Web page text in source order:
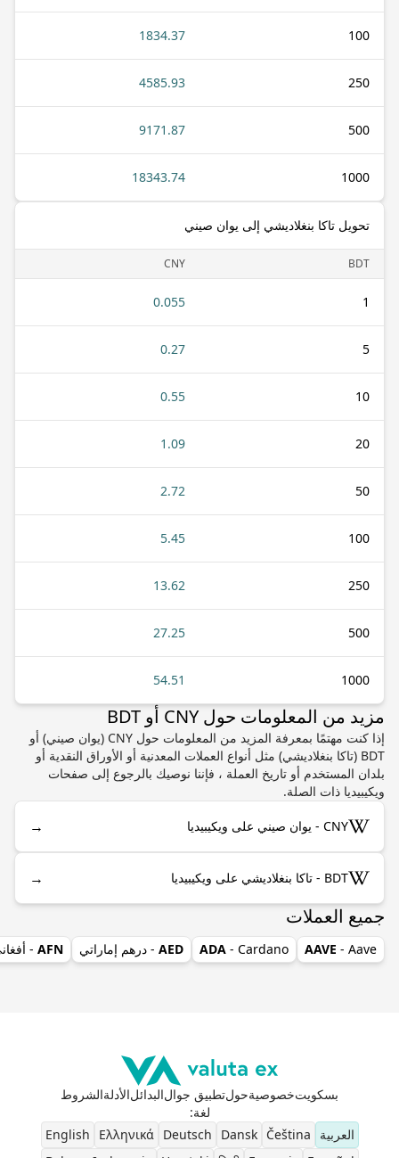
100
1834.37
250
4585.93
500
9171.87
1000
18343.74
تحويل تاكا بنغلاديشي إلى يوان صيني
BDT
CNY
1
0.055
5
0.27
10
0.55
20
1.09
50
2.72
100
5.45
250
13.62
500
27.25
1000
54.51
مزيد من المعلومات حول CNY أو BDT
إذا كنت مهتمًا بمعرفة المزيد من المعلومات حول CNY (يوان صيني) أو
BDT (تاكا بنغلاديشي) مثل أنواع العملات المعدنية أو الأوراق النقدية أو
بلدان المستخدم أو تاريخ العملة ، فإننا نوصيك بالرجوع إلى صفحات
ويكيبيديا ذات الصلة.
CNY - يوان صيني على ويكيبيديا →
BDT - تاكا بنغلاديشي على ويكيبيديا →
جميع العملات
AAVE - Aave
ADA - Cardano
AED - درهم إماراتي AFN
-
بسكويتخصوصيةحولتطبيق جوالالبدائلالأدلةالشروط
لغة:
العربية
Čeština
Dansk
Deutsch
Ελληνικά
English